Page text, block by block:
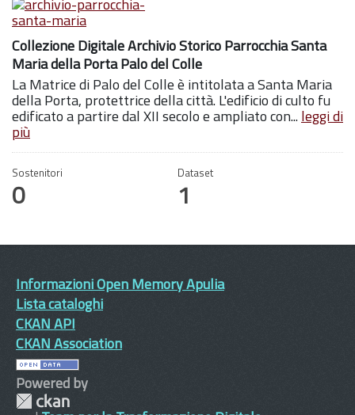
Collezione Digitale Archivio Storico Parrocchia Santa
Maria della Porta Palo del Colle
La Matrice di Palo del Colle è intitolata a Santa Maria
della Porta, protettrice della città. L'edificio di culto fu
edificato a partire dal XII secolo e ampliato con...leggi di
più
Sostenitori
0
Dataset
1
Informazioni Open Memory Apulia
Lista cataloghi
CKAN API
CKAN Association
Powered by